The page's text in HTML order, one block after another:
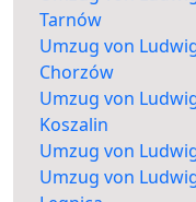
Tarnów
Umzug von
Chorzów
Umzug von
Koszalin
Umzug von
Umzug von